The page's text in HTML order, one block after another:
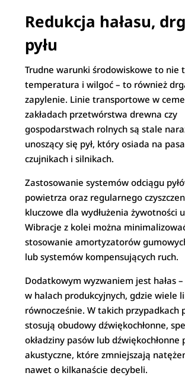
Redukcja hałasu,
pyłu
Trudne warunki środowiskowe to nie
temperatura i wilgoć – to również
zapylenie. Linie transportowe w
zakładach przetwórstwa drewna czy
gospodarstwach rolnych są stale
unoszący się pył, który osiada na
czujnikach i silnikach.
Zastosowanie systemów odciągu
powietrza oraz regularnego
kluczowe dla wydłużenia żywotności
Wibracje z kolei można
stosowanie amortyzatorów
lub systemów kompensujących ruch.
Dodatkowym wyzwaniem jest hałas
w halach produkcyjnych, gdzie wiele
równocześnie. W takich przypadkach
stosują obudowy dźwiękochłonne,
okładziny pasów lub dźwiękochłonne
akustyczne, które zmniejszają
nawet o kilkanaście decybeli.